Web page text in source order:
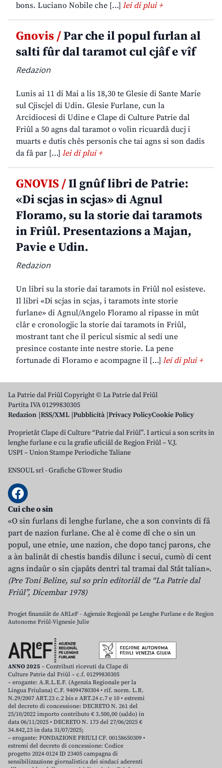
bons. Luciano Nobile che […] lei di plui +
Gnovis /Par che il popul furlan al
salti fûr dal taramot cul cjâf e vîf
Redazion
Lunis ai 11 di Mai a lis 18,30 te Glesie di Sante Marie
sul Cjiscjel di Udin. Glesie Furlane, cun la
Arcidiocesi di Udine e Clape di Culture Patrie dal
Friûl a 50 agns dal taramot o volìn ricuardâ ducj i
muarts e dutis chês personis che tai agns si son dadis
da fâ par […] lei di plui +
GNOVIS /Il gnûf libri de Patrie:
«Di scjas in scjas» di Agnul
Floramo, su la storie dai taramots
in Friûl. Presentazions a Majan,
Pavie e Udin.
Redazion
Un libri su la storie dai taramots in Friûl nol esisteve.
Il libri «Di scjas in scjas, i taramots inte storie
furlane» di Agnul/Angelo Floramo al ripasse in mût
clâr e cronologjic la storie dai taramots in Friûl,
mostrant tant che il pericul sismic al sedi une
presince costante inte nestre storie. La pene
fortunade di Floramo e acompagne il […] lei di plui +
La Patrie dal Friûl Copyright © La Patrie dal Friûl
Partita IVA 01299830305
Redazion RSS/XML Pubblicità Privacy PolicyCookie Policy
Proprietât Clape di Culture “Patrie dal Friûl”. I articui a son scrits in
lenghe furlane e cu la grafie uficiâl de Regjon Friûl – V.J.
USPI – Union Stampe Periodiche Taliane
ENSOUL srl-Grafiche GTower Studio
Cui che o sin
«O sin furlans di lenghe furlane, che a son convints di fâ
part de nazion furlane. Che al è come dî che o sin un
popul, une etnie, une nazion, che dopo tancj parons, che
a àn balinât di chestis bandis dilunc i secui, cumò di cent
agns indaûr o sin cjapâts dentri tal tramai dal Stât talian».
(Pre Toni Beline, sul so prin editoriâl de “La Patrie dal
Friûl”, Dicembar 1978)
Progjet finanziât de ARLeF - Agjenzie Regjonâl pe Lenghe Furlane e de Regjon
Autonome Friûl-Vignesie Julie
ANNO 2025 – Contributi ricevuti da Clape di
Culture Patrie dal Friûl – c.f. 01299830305
– erogante: A.R.L.E.F. (Agenzia Regionale per la
Lingua Friulana) C.F. 94094780304 • rif. norm. L.R.
N.29/2007 ART.23 c.2 bis e ART.24 c.7 e 10 • estremi
del decreto di concessione: DECRETO N. 261 del
25/10/2022 importo contributo € 3.500,00 (saldo) in
data 06/11/2025 • DECRETO N. 173 del 27/06/2025 €
34.842,23 in data 31/07/2025;
– erogante: FONDAZIONE FRIULI CF. 00158650309 •
estremi del decreto di concessione: Codice
progetto 2024-0124 ID 23405 campagna di
sensibilizzazione giornalistica dei sindaci aderenti